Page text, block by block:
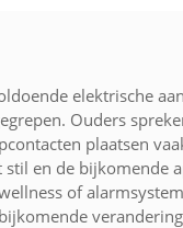
elektrische
Ouders
plaatsen
en de bijkomende
of